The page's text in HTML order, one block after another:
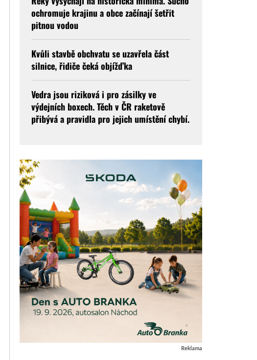
ochromuje krajinu a obce začínají šetřit
pitnou vodou
Kvůli stavbě obchvatu se uzavřela část
silnice, řidiče čeká objížďka
Vedra jsou riziková i pro zásilky ve
výdejních boxech. Těch v ČR raketově
přibývá a pravidla pro jejich umístění chybí.
Reklama